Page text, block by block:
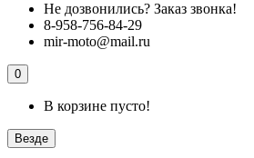
Не дозвонились? Заказ звонка!
8-958-756-84-29
mir-moto@mail.ru
0
В корзине пусто!
Везде